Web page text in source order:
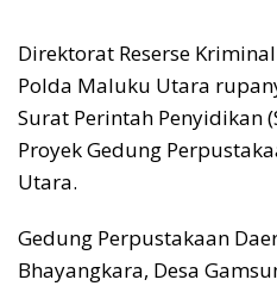
Direktorat Reserse
Polda Maluku Utara
Surat Perintah Penyidikan
Proyek Gedung
Utara.
Gedung Perpustakaan
Bhayangkara, Desa